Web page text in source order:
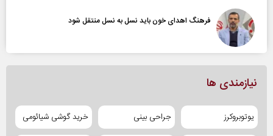
فرهنگ اهدای خون باید نسل به نسل منتقل شود
نیازمندی ها
یوتوبروکرز جراحی بینی خرید گوشی شیائومی